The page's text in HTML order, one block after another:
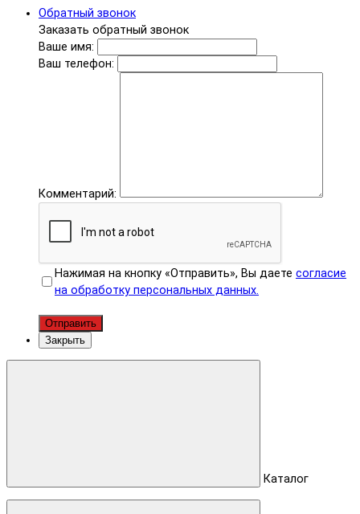
Обратный звонок
Заказать обратный звонок
Ваше имя:
Ваш телефон:
Комментарий:
Нажимая на кнопку «Отправить», Вы даете согласие
на обработку персональных данных.
Отправить
Закрыть
Каталог